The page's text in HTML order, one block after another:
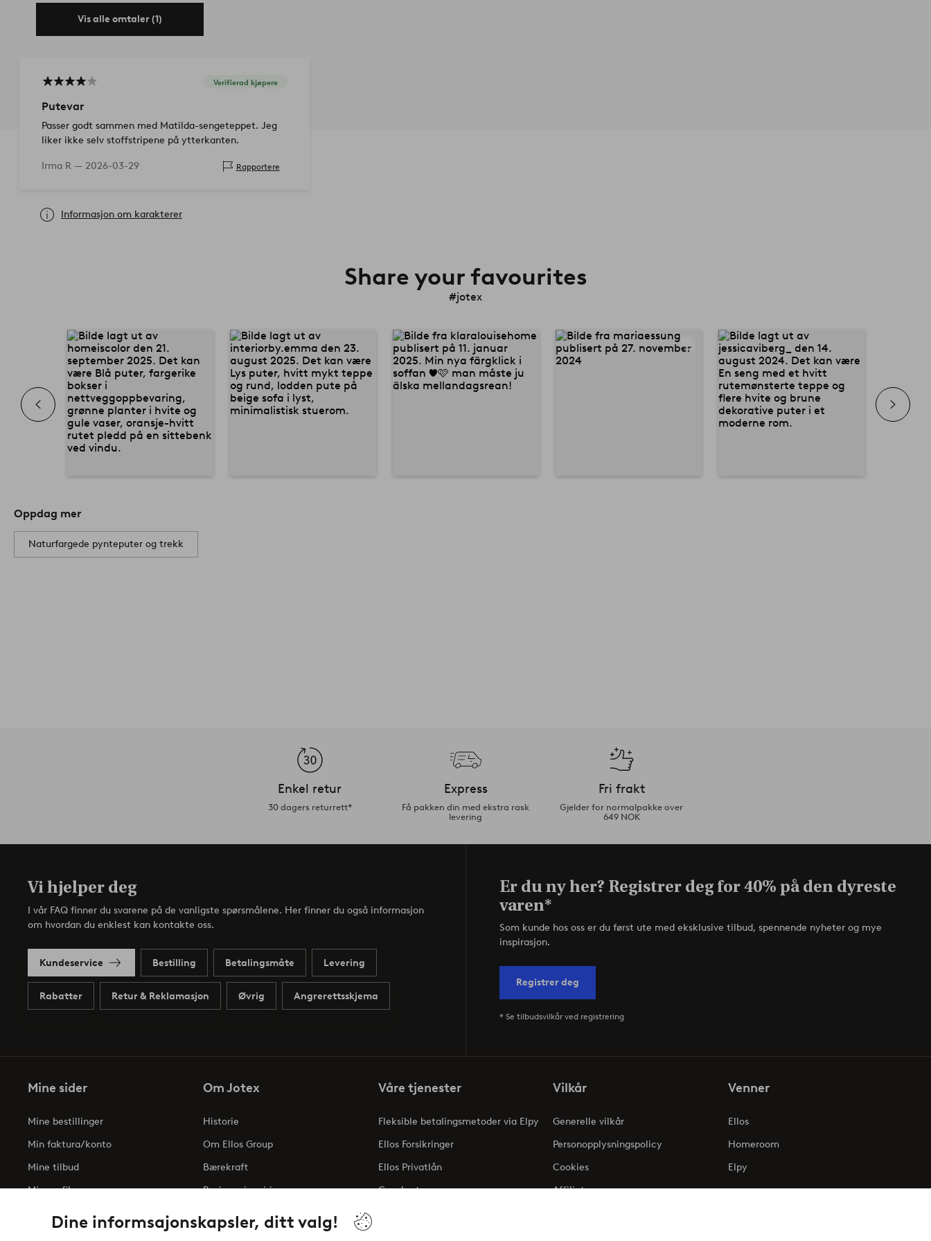
Dine informsajonskapsler, ditt valg!
Vis alle omtaler (1)
Verifierad kjøpere
Putevar
Passer godt sammen med Matilda-sengeteppet. Jeg
liker ikke selv stoffstripene på ytterkanten.
Irma R — 2026-03-29 Rapportere
Informasjon om karakterer
Share your favourites
#jotex
Oppdag mer
Naturfargede pynteputer og trekk
Enkel retur
30 dagers returrett*
Express
Få pakken din med ekstra rask
levering
Fri frakt
Gjelder for normalpakke over
649 NOK
Vi hjelper deg
I vår FAQ finner du svarene på de vanligste spørsmålene. Her finner du også informasjon
om hvordan du enklest kan kontakte oss.
Kundeservice Bestilling Betalingsmåte Levering
Rabatter Retur & Reklamasjon Øvrig Angrerettsskjema
Er du ny her? Registrer deg for 40% på den dyreste
varen*
Som kunde hos oss er du først ute med eksklusive tilbud, spennende nyheter og mye
inspirasjon.
Registrer deg
* Se tilbudsvilkår ved registrering
Mine sider
Mine bestillinger
Min faktura/konto
Mine tilbud
Min profil
Om Jotex
Historie
Om Ellos Group
Bærekraft
Business inquiries
Tilgjengelighetserklæring
Våre tjenester
Fleksible betalingsmetoder via Elpy
Ellos Forsikringer
Ellos Privatlån
Gavekort
Vilkår
Generelle vilkår
Personopplysningspolicy
Cookies
Affiliate
Venner
Ellos
Homeroom
Elpy